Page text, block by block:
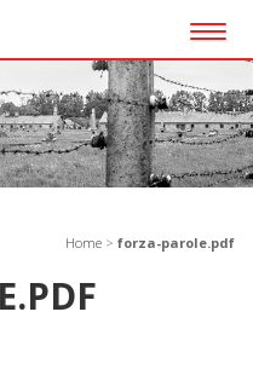
Home > forza-parole.pdf